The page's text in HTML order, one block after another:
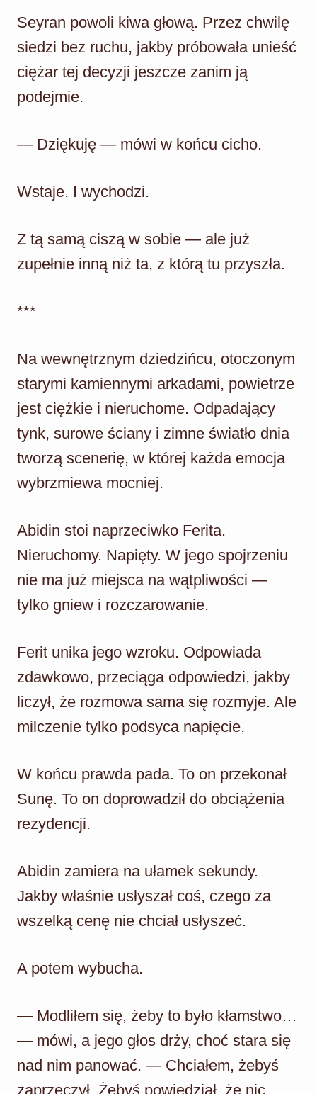
Seyran powoli kiwa głową. Przez chwilę
siedzi bez ruchu, jakby próbowała unieść
ciężar tej decyzji jeszcze zanim ją
podejmie.
— Dziękuję — mówi w końcu cicho.
Wstaje. I wychodzi.
Z tą samą ciszą w sobie — ale już
zupełnie inną niż ta, z którą tu przyszła.
***
Na wewnętrznym dziedzińcu, otoczonym
starymi kamiennymi arkadami, powietrze
jest ciężkie i nieruchome. Odpadający
tynk, surowe ściany i zimne światło dnia
tworzą scenerię, w której każda emocja
wybrzmiewa mocniej.
Abidin stoi naprzeciwko Ferita.
Nieruchomy. Napięty. W jego spojrzeniu
nie ma już miejsca na wątpliwości —
tylko gniew i rozczarowanie.
Ferit unika jego wzroku. Odpowiada
zdawkowo, przeciąga odpowiedzi, jakby
liczył, że rozmowa sama się rozmyje. Ale
milczenie tylko podsyca napięcie.
W końcu prawda pada. To on przekonał
Sunę. To on doprowadził do obciążenia
rezydencji.
Abidin zamiera na ułamek sekundy.
Jakby właśnie usłyszał coś, czego za
wszelką cenę nie chciał usłyszeć.
A potem wybucha.
— Modliłem się, żeby to było kłamstwo…
— mówi, a jego głos drży, choć stara się
nad nim panować. — Chciałem, żebyś
zaprzeczył. Żebyś powiedział, że nic